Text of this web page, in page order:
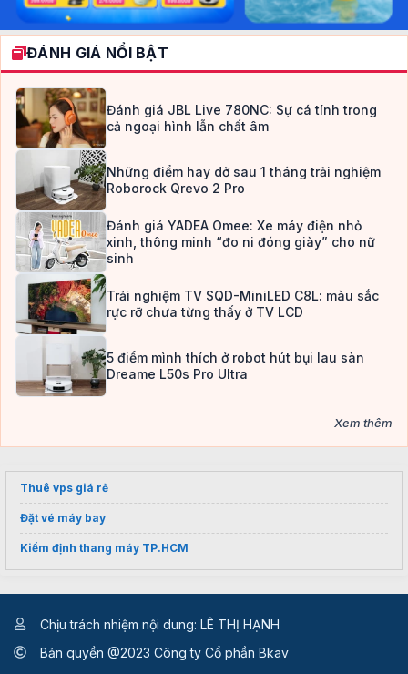
ĐÁNH GIÁ NỔI BẬT
Đánh giá JBL Live 780NC: Sự cá tính trong
cả ngoại hình lẫn chất âm
Những điểm hay dở sau 1 tháng trải nghiệm
Roborock Qrevo 2 Pro
Đánh giá YADEA Omee: Xe máy điện nhỏ
xinh, thông minh “đo ni đóng giày” cho nữ
sinh
Trải nghiệm TV SQD-MiniLED C8L: màu sắc
rực rỡ chưa từng thấy ở TV LCD
5 điểm mình thích ở robot hút bụi lau sàn
Dreame L50s Pro Ultra
Xem thêm
Thuê vps giá rẻ
Đặt vé máy bay
Kiểm định thang máy TP.HCM
Chịu trách nhiệm nội dung: LÊ THỊ HẠNH
Bản quyền @2023 Công ty Cổ phần Bkav